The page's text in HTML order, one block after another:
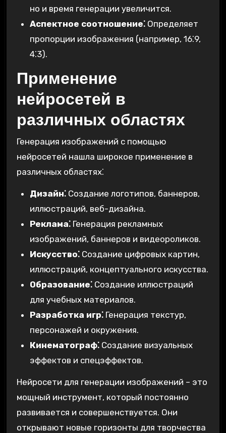
но и время генерации увеличится.
Аспектное соотношение⁚Определяет
пропорции изображения (например, 16⁚9,
4⁚3).
Применение
нейросетей в
различных областях
Генерация изображений с помощью
нейросетей нашла широкое применение в
различных областях⁚
Дизайн⁚Создание логотипов, баннеров,
иллюстраций, веб-дизайна.
Реклама⁚Генерация рекламных
изображений, баннеров и видеороликов.
Искусство⁚Создание цифровых картин,
иллюстраций, концептуального искусства.
Образование⁚Создание иллюстраций
для учебных материалов.
Разработка игр⁚Генерация текстур,
персонажей и окружения.
Кинематограф⁚Создание визуальных
эффектов и спецэффектов.
Нейросети для генерации изображений – это
мощный инструмент, который постоянно
развивается и совершенствуется. Они
открывают новые горизонты для творчества